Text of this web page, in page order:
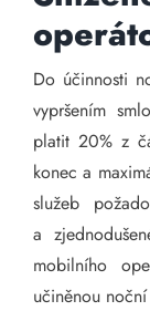
Do účinnosti
vypršením
platit 20% z
konec a
služeb
a
mobilního
učiněnou